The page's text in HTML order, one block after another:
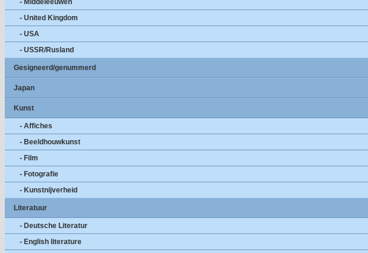
- Middeleeuwen
- United Kingdom
- USA
- USSR/Rusland
Gesigneerd/genummerd
Japan
Kunst
- Affiches
- Beeldhouwkunst
- Film
- Fotografie
- Kunstnijverheid
Literatuur
- Deutsche Literatur
- English literature